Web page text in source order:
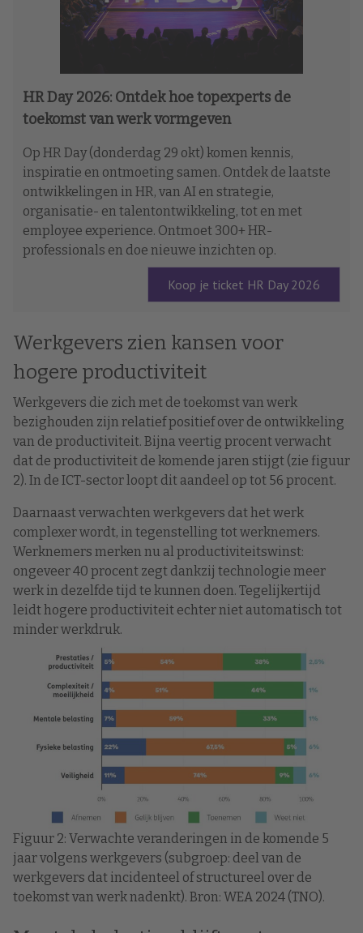
HR Day 2026: Ontdek hoe topexperts de
toekomst van werk vormgeven
Op HR Day (donderdag 29 okt) komen kennis,
inspiratie en ontmoeting samen. Ontdek de laatste
ontwikkelingen in HR, van AI en strategie,
organisatie- en talentontwikkeling, tot en met
employee experience. Ontmoet 300+ HR-
professionals en doe nieuwe inzichten op.
Koop je ticket HR Day 2026
Werkgevers zien kansen voor
hogere productiviteit
Werkgevers die zich met de toekomst van werk
bezighouden zijn relatief positief over de ontwikkeling
van de productiviteit. Bijna veertig procent verwacht
dat de productiviteit de komende jaren stijgt (zie figuur
2). In de ICT-sector loopt dit aandeel op tot 56 procent.
Daarnaast verwachten werkgevers dat het werk
complexer wordt, in tegenstelling tot werknemers.
Werknemers merken nu al productiviteitswinst:
ongeveer 40 procent zegt dankzij technologie meer
werk in dezelfde tijd te kunnen doen. Tegelijkertijd
leidt hogere productiviteit echter niet automatisch tot
minder werkdruk.
Figuur 2: Verwachte veranderingen in de komende 5
jaar volgens werkgevers (subgroep: deel van de
werkgevers dat incidenteel of structureel over de
toekomst van werk nadenkt). Bron: WEA 2024 (TNO).